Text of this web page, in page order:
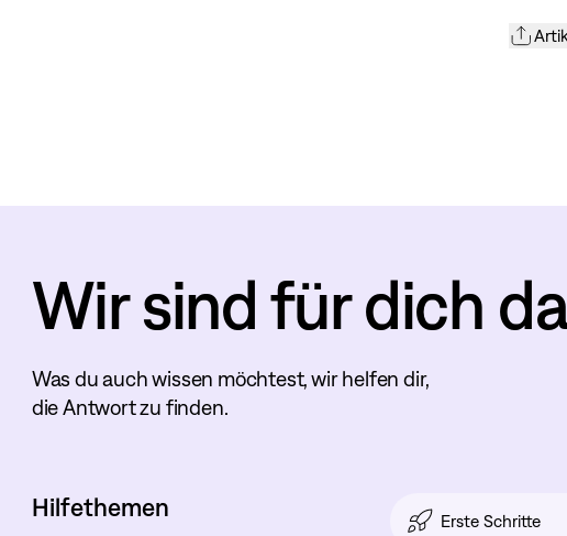
Wir sind für dich
Was du auch wissen möchtest, wir helfen dir,
die Antwort zu finden.
Hilfethemen Erste Schritte